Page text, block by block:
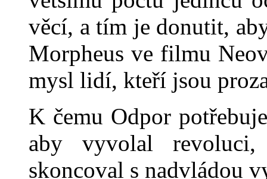
věcí, a tím je donutit,
Morpheus ve filmu
mysl lidí, kteří jsou
K čemu Odpor
aby vyvolal
skoncoval s nadvládou